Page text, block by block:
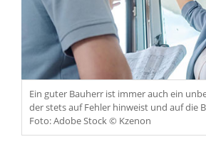
Ein guter Bauherr ist immer auch ein
der stets auf Fehler hinweist und auf die
Foto: Adobe Stock © Kzenon